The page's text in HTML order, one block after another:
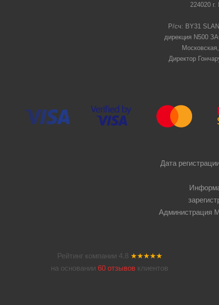
224020
Р/сч: BY31
дирекция N500
Директор
Дата
Администрация
Рейтинг компании 4.8 ★★★★★
на основании 60 отзывов клиентов